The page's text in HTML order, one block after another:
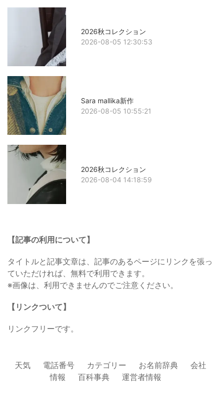
2026秋コレクション
2026-08-05 12:30:53
Sara mallika新作
2026-08-05 10:55:21
2026秋コレクション
2026-08-04 14:18:59
【記事の利用について】
タイトルと記事文章は、記事のあるページにリンクを張っ
ていただければ、無料で利用できます。
※画像は、利用できませんのでご注意ください。
【リンクついて】
リンクフリーです。
天気 電話番号 カテゴリー お名前辞典
会社
情報
百科事典 運営者情報